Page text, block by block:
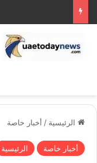
الرئيسية / أخبار خاصة
أخبار خاصة الرئيسية